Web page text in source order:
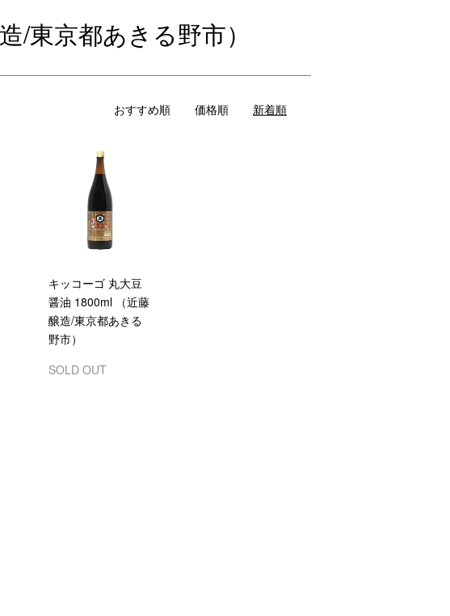
/東京都あきる野市）
おすすめ順 価格順 新着順
キッコーゴ 丸大豆
醤油 1800ml （近藤
醸造/東京都あきる
野市）
SOLD OUT